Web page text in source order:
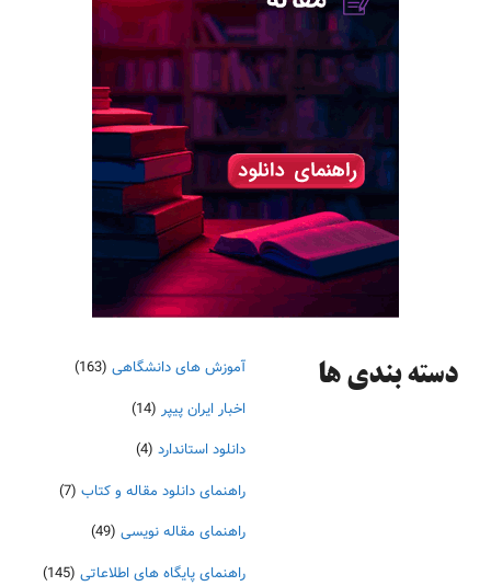
دسته‌ بندی ها آموزش های دانشگاهی (163)
اخبار ایران پیپر (14)
دانلود استاندارد (4)
راهنمای دانلود مقاله و کتاب (7)
راهنمای مقاله نویسی (49)
راهنمای پایگاه های اطلاعاتی (145)